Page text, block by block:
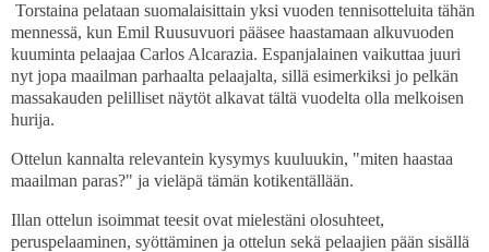
Torstaina pelataan suomalaisittain yksi vuoden tennisotteluita tähän
mennessä, kun Emil Ruusuvuori pääsee haastamaan alkuvuoden
kuuminta pelaajaa Carlos Alcarazia. Espanjalainen vaikuttaa juuri
nyt jopa maailman parhaalta pelaajalta, sillä esimerkiksi jo pelkän
massakauden pelilliset näytöt alkavat tältä vuodelta olla melkoisen
hurija.
Ottelun kannalta relevantein kysymys kuuluukin, "miten haastaa
maailman paras?" ja vieläpä tämän kotikentällään.
Illan ottelun isoimmat teesit ovat mielestäni olosuhteet,
peruspelaaminen, syöttäminen ja ottelun sekä pelaajien pään sisällä